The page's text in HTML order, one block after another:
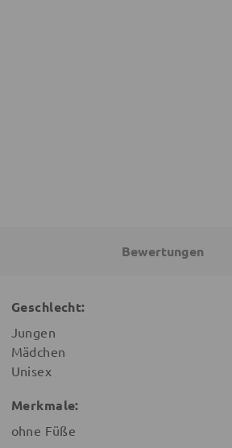
Bewertungen
Geschlecht:
Jungen
Mädchen
Unisex
Merkmale:
ohne Füße